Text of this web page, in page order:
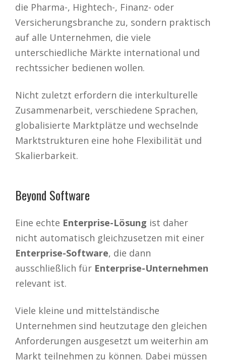
die Pharma-, Hightech-, Finanz- oder
Versicherungsbranche zu, sondern praktisch
auf alle Unternehmen, die viele
unterschiedliche Märkte international und
rechtssicher bedienen wollen.
Nicht zuletzt erfordern die interkulturelle
Zusammenarbeit, verschiedene Sprachen,
globalisierte Marktplätze und wechselnde
Marktstrukturen eine hohe Flexibilität und
Skalierbarkeit.
Beyond Software
Eine echte Enterprise-Lösung ist daher
nicht automatisch gleichzusetzen mit einer
Enterprise-Software, die dann
ausschließlich für Enterprise-Unternehmen
relevant ist.
Viele kleine und mittelständische
Unternehmen sind heutzutage den gleichen
Anforderungen ausgesetzt um weiterhin am
Markt teilnehmen zu können. Dabei müssen